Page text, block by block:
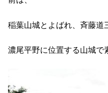
稲葉山城とよばれ、斉藤道
濃尾平野に位置する山城で